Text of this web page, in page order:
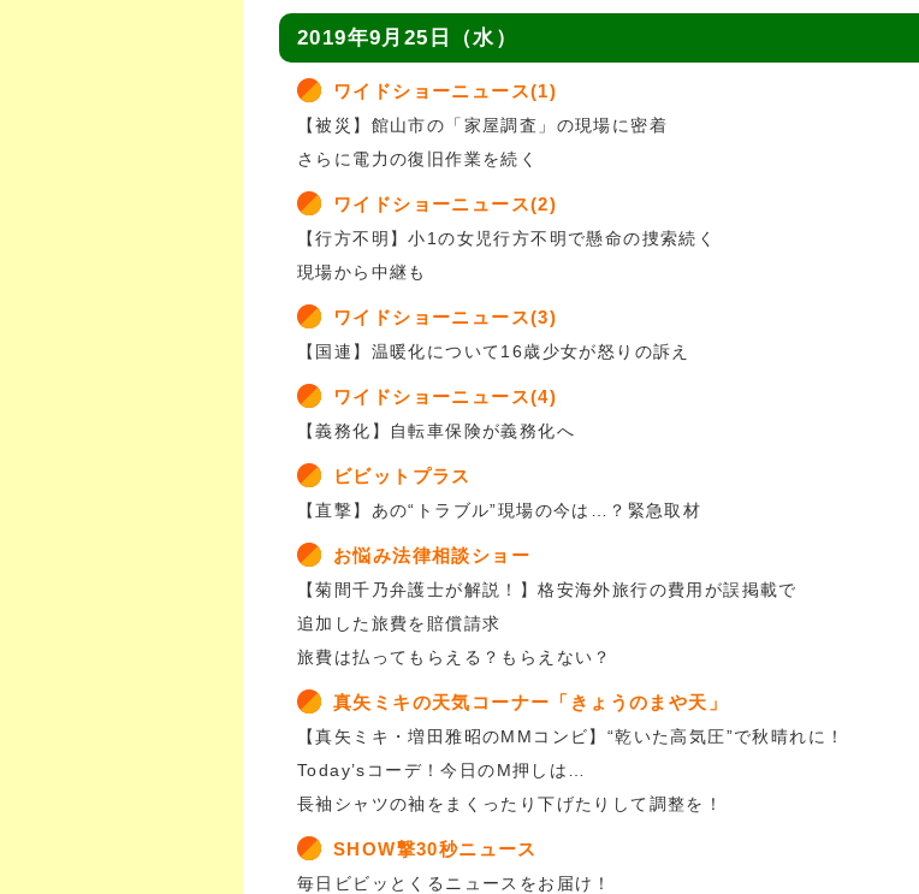
2019年9月25日（水）
ワイドショーニュース(1)
【被災】館山市の「家屋調査」の現場に密着
さらに電力の復旧作業を続く
ワイドショーニュース(2)
【行方不明】小1の女児行方不明で懸命の捜索続く
現場から中継も
ワイドショーニュース(3)
【国連】温暖化について16歳少女が怒りの訴え
ワイドショーニュース(4)
【義務化】自転車保険が義務化へ
ビビットプラス
【直撃】あの“トラブル”現場の今は…？緊急取材
お悩み法律相談ショー
【菊間千乃弁護士が解説！】格安海外旅行の費用が誤掲載で
追加した旅費を賠償請求
旅費は払ってもらえる？もらえない？
真矢ミキの天気コーナー「きょうのまや天」
【真矢ミキ・増田雅昭のMMコンビ】“乾いた高気圧”で秋晴れに！
Today’sコーデ！今日のM押しは…
長袖シャツの袖をまくったり下げたりして調整を！
SHOW撃30秒ニュース
毎日ビビッとくるニュースをお届け！